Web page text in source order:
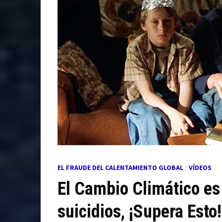
EL FRAUDE DEL CALENTAMIENTO GLOBAL/ VÍDEOS
El Cambio Climático
suicidios, ¡Supera Esto!